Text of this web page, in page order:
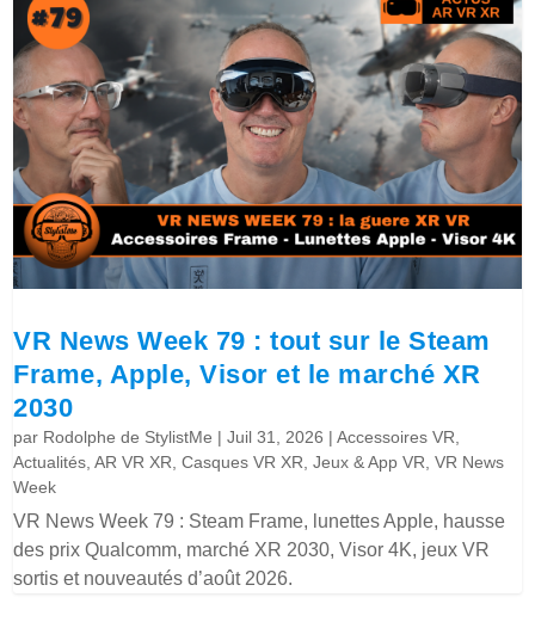
VR News Week 79 : tout sur le Steam
Frame, Apple, Visor et le marché XR
2030
par Rodolphe de StylistMe |Juil 31, 2026 |Accessoires VR
Actualités ,AR VR XR ,Casques VR XR ,Jeux & App VR ,VR News
Week
VR News Week 79 : Steam Frame, lunettes Apple, hausse
des prix Qualcomm, marché XR 2030, Visor 4K, jeux VR
sortis et nouveautés d’août 2026.